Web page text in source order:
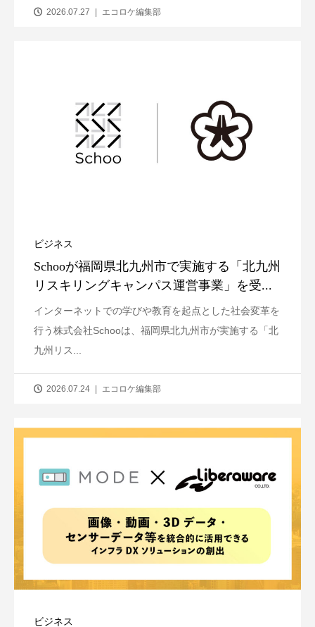
2026.07.27 エコロケ編集部
ビジネス
Schooが福岡県北九州市で実施する「北九州
リスキリングキャンパス運営事業」を受...
インターネットでの学びや教育を起点とした社会変革を
行う株式会社Schooは、福岡県北九州市が実施する「北
九州リス...
2026.07.24 エコロケ編集部
ビジネス